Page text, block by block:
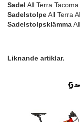
Sadel All Terra Tacoma
SadelstolpeAll Terra
Sadelstolpsklämma
Liknande artiklar.